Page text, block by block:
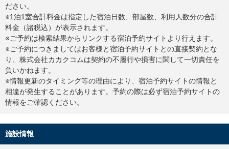
ださい。
※1泊1室合計料金は指定した宿泊日数、部屋数、利用人数分の合計
料金（諸税込）が表示されます。
※ご予約は検索結果からリンクする宿泊予約サイトより行えます。
※ご予約につきましてはお客様と宿泊予約サイトとの直接契約とな
り、株式会社カカクコムは契約の不履行や損害に関して一切責任を
負いかねます。
※情報更新のタイミング等の理由により、宿泊予約サイトの情報と
相違が発生することがあります。予約の際は必ず宿泊予約サイトの
情報をご確認ください。
施設情報